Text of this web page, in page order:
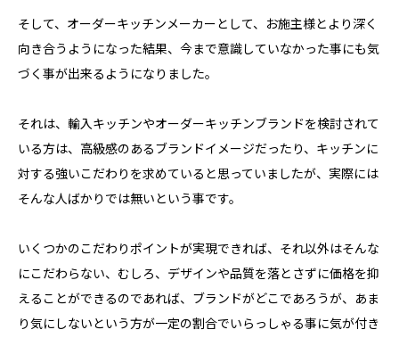
そして、オーダーキッチンメーカーとして、お施主様とより深く
向き合うようになった結果、今まで意識していなかった事にも気
づく事が出来るようになりました。
それは、輸入キッチンやオーダーキッチンブランドを検討されて
いる方は、高級感のあるブランドイメージだったり、キッチンに
対する強いこだわりを求めていると思っていましたが、実際には
そんな人ばかりでは無いという事です。
いくつかのこだわりポイントが実現できれば、それ以外はそんな
にこだわらない、むしろ、デザインや品質を落とさずに価格を抑
えることができるのであれば、ブランドがどこであろうが、あま
り気にしないという方が一定の割合でいらっしゃる事に気が付き